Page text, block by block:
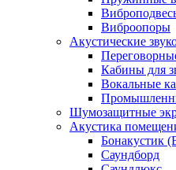
Виброопоры
Акустические
Кабины для
Вокальные
Шумозащитные
Акустика
Бонакустик
Саундборд